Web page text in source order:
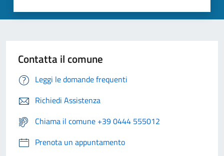
Contatta il comune
Leggi le domande frequenti
Richiedi Assistenza
Chiama il comune +39 0444 555012
Prenota un appuntamento